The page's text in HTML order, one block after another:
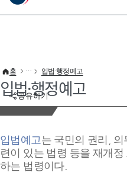
이 누리집은 대한민국 공식 전자정부 누리집
공유하기
홈 입법·행정예고
입법·행정예고
입법예고는 국민의 권리,
련이 있는 법령 등을 재개
하는 법령이다.